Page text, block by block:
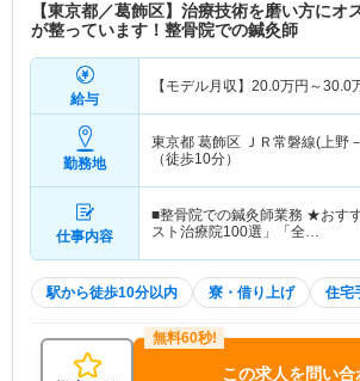
【東京都／葛飾区】治療技術を磨い方にオ
が整っています！整骨院での鍼灸師
給与
【モデル月収】 20.0万円～30.0
勤務地
東京都 葛飾区 ＪＲ常磐線(上野
（徒歩10分）
仕事内容
■整骨院での鍼灸師業務 ★おす
スト治療院100選」「全…
駅から徒歩10分以内 寮・借り上げ 住宅
この求人を問い合